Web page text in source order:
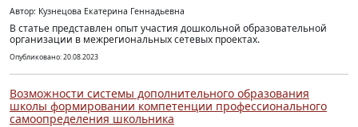
Автор: Кузнецова Екатерина Геннадьевна
В статье представлен опыт участия дошкольной образовательной
организации в межрегиональных сетевых проектах.
Опубликовано: 20.08.2023
Возможности системы дополнительного образования
школы формировании компетенции профессионального
самоопределения школьника